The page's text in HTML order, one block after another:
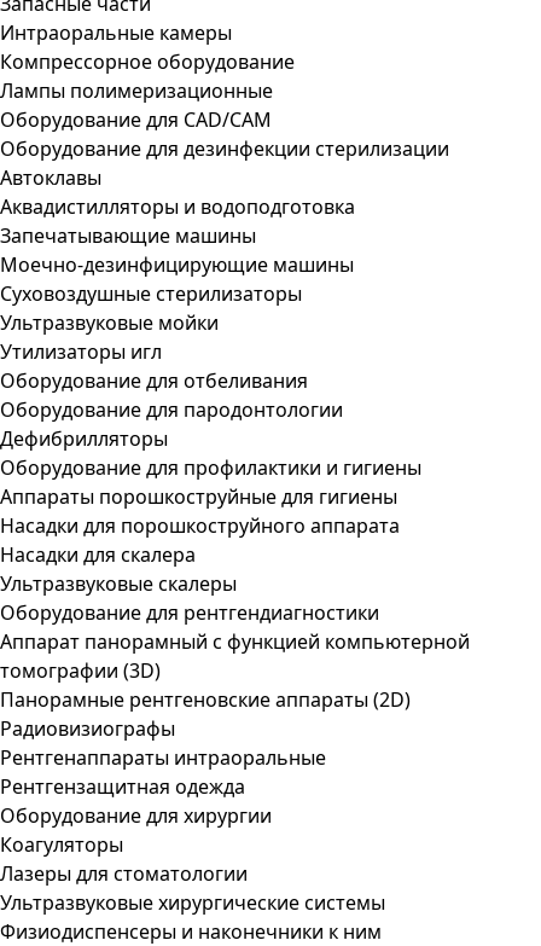
Интраоральные камеры
Компрессорное оборудование
Лампы полимеризационные
Оборудование для CAD/CAM
Оборудование для дезинфекции стерилизации
Автоклавы
Аквадистилляторы и водоподготовка
Запечатывающие машины
Моечно-дезинфицирующие машины
Суховоздушные стерилизаторы
Ультразвуковые мойки
Утилизаторы игл
Оборудование для отбеливания
Оборудование для пародонтологии
Дефибрилляторы
Оборудование для профилактики и гигиены
Аппараты порошкоструйные для гигиены
Насадки для порошкоструйного аппарата
Насадки для скалера
Ультразвуковые скалеры
Оборудование для рентгендиагностики
Аппарат панорамный с функцией компьютерной
томографии (3D)
Панорамные рентгеновские аппараты (2D)
Радиовизиографы
Рентгенаппараты интраоральные
Рентгензащитная одежда
Оборудование для хирургии
Коагуляторы
Лазеры для стоматологии
Ультразвуковые хирургические системы
Физиодиспенсеры и наконечники к ним